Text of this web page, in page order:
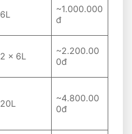
6L
~1.000.000
đ
2 x 6L
~2.200.00
0đ
20L
~4.800.00
0đ